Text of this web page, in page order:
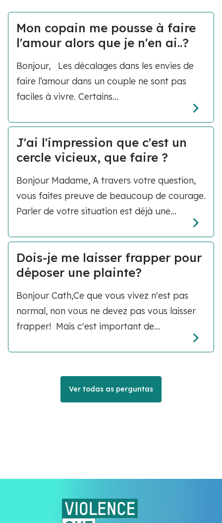
Mon copain me pousse à faire
l'amour alors que je n'en ai..?
Bonjour, Les décalages dans les envies de
faire l’amour dans un couple ne sont pas
faciles à vivre. Certains...
J'ai l'impression que c'est un
cercle vicieux, que faire ?
Bonjour Madame, A travers votre question,
vous faites preuve de beaucoup de courage.
Parler de votre situation est déjà une...
Dois-je me laisser frapper pour
déposer une plainte?
Bonjour Cath,Ce que vous vivez n'est pas
normal, non vous ne devez pas vous laisser
frapper! Mais c'est important de...
Ver todas as perguntas